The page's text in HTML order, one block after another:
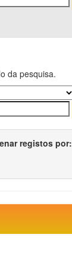
da pesquisa.
registos por: